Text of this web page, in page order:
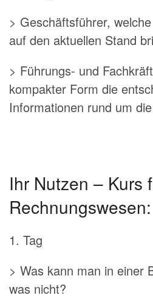
> Geschäftsführer,
auf den aktuellen Stand
> Führungs- und
kompakter Form die
Informationen rund um
Ihr Nutzen – Kurs
Rechnungswesen:
1. Tag
> Was kann man in einer
was nicht?